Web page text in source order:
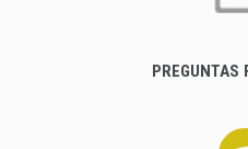
PREGUNTAS